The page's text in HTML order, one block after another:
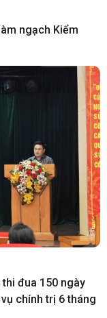
ngạch Kiểm
đua 150 ngày
chính trị 6 tháng